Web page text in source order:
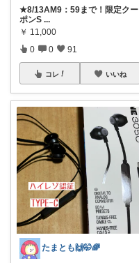
★8/13AM9：59まで！限定クー
ポンS ...
￥ 11,000
0 0 91
コレ いいね
たまとも🙌🤭🌈